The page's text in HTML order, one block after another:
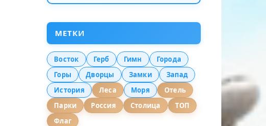
МЕТКИ
Восток Герб Гимн
Города
Горы
Дворцы Замки
Запад
История
Леса Моря
Отель
Парки
Россия Столица
ТОП
Флаг